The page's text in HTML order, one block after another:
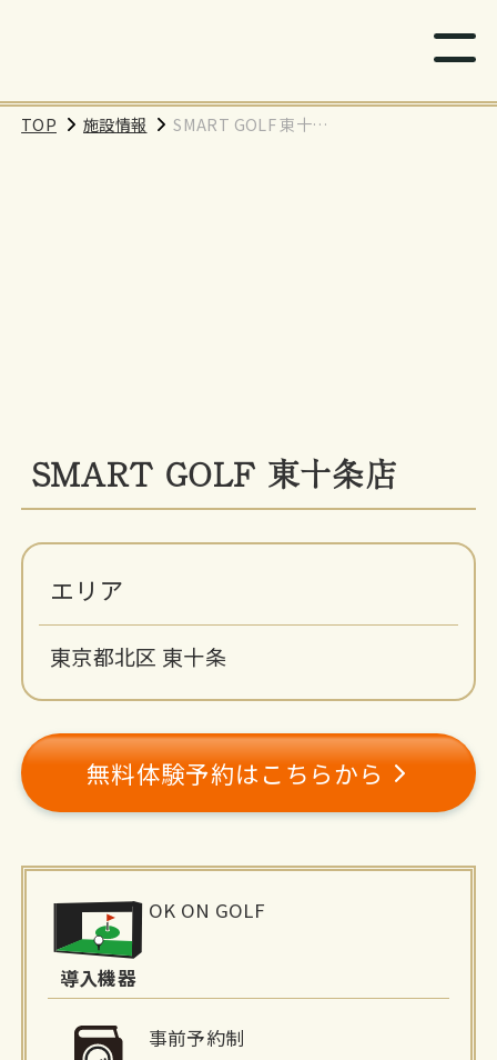
TOP 施設情報
SMART GOLF 東十条
SMART GOLF 東十条店
エリア
東京都北区 東十条
無料体験予約はこちらから
導入機器
OK ON GOLF
事前予約制